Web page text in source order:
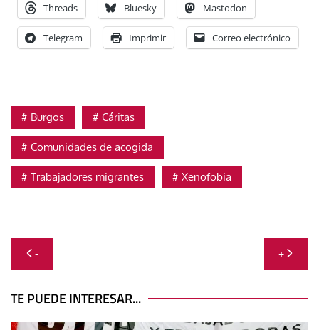
Threads Bluesky Mastodon
Telegram Imprimir Correo electrónico
Burgos Cáritas
Comunidades de acogida
Trabajadores migrantes Xenofobia
Navegación
de
entradas
- +
TE PUEDE INTERESAR...